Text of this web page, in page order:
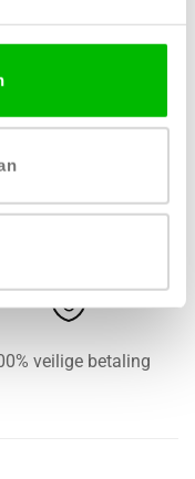
werkdagen
retour binnen 14
veilige betaling